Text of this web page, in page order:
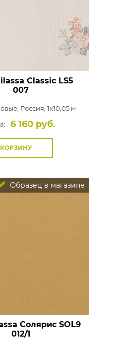
Classic LS5
007
Россия, 1x10,05 м
6 160 руб.
КОРЗИНУ
Образец в магазине
СолярисSOL9
012/1